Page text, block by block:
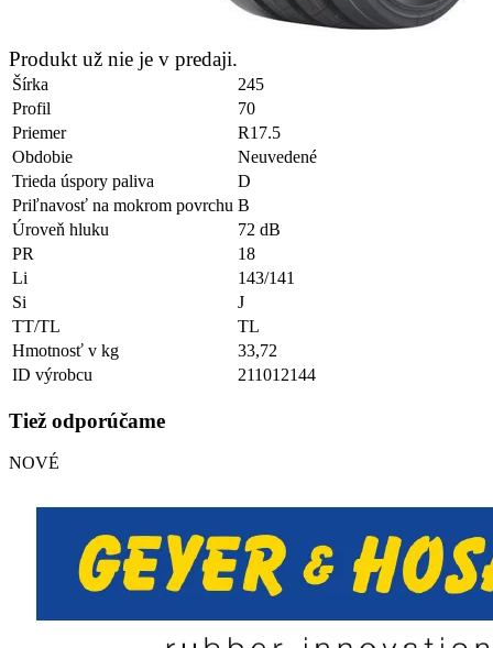
Produkt už nie je v predaji.
Šírka
245
Profil
70
Priemer
R17.5
Obdobie
Neuvedené
Trieda úspory paliva
D
Priľnavosť na mokrom povrchu B
Úroveň hluku
72 dB
PR
18
Li
143/141
Si
J
TT/TL
TL
Hmotnosť v kg
33,72
ID výrobcu
211012144
Tiež odporúčame
NOVÉ